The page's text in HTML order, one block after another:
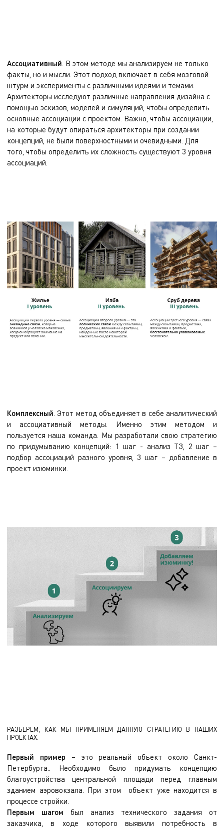
Ассоциативный . В этом методе мы анализируем не только
факты, но и мысли. Этот подход включает в себя мозговой
штурм и эксперименты с различными идеями и темами.
Архитекторы исследуют различные направления дизайна с
помощью эскизов, моделей и симуляций, чтобы определить
основные ассоциации с проектом. Важно, чтобы ассоциации,
на которые будут опираться архитекторы при создании
концепций, не были поверхностными и очевидными. Для
того, чтобы определить их сложность существуют 3 уровня
ассоциаций.
Комплексный . Этот метод объединяет в себе аналитический
и ассоциативный методы. Именно этим методом и
пользуется наша команда. Мы разработали свою стратегию
по придумыванию концепций: 1 шаг - анализ ТЗ, 2 шаг –
подбор ассоциаций разного уровня, 3 шаг – добавление в
проект изюминки.
РАЗБЕРЕМ, КАК МЫ ПРИМЕНЯЕМ ДАННУЮ СТРАТЕГИЮ В НАШИХ
ПРОЕКТАХ.
Первый пример – это реальный объект около Санкт-
Петербурга.. Необходимо было придумать концепцию
благоустройства центральной площади перед главным
зданием аэровокзала. При этом объект уже находится в
процессе стройки.
Первым шагом был анализ технического задания от
заказчика, в ходе которого выявили потребность в